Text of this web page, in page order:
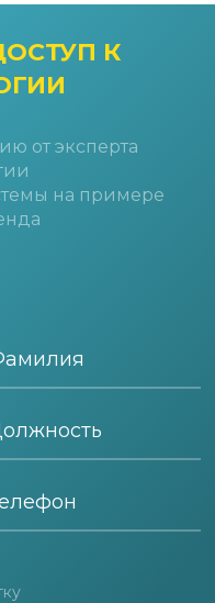
К
от эксперта
на примере